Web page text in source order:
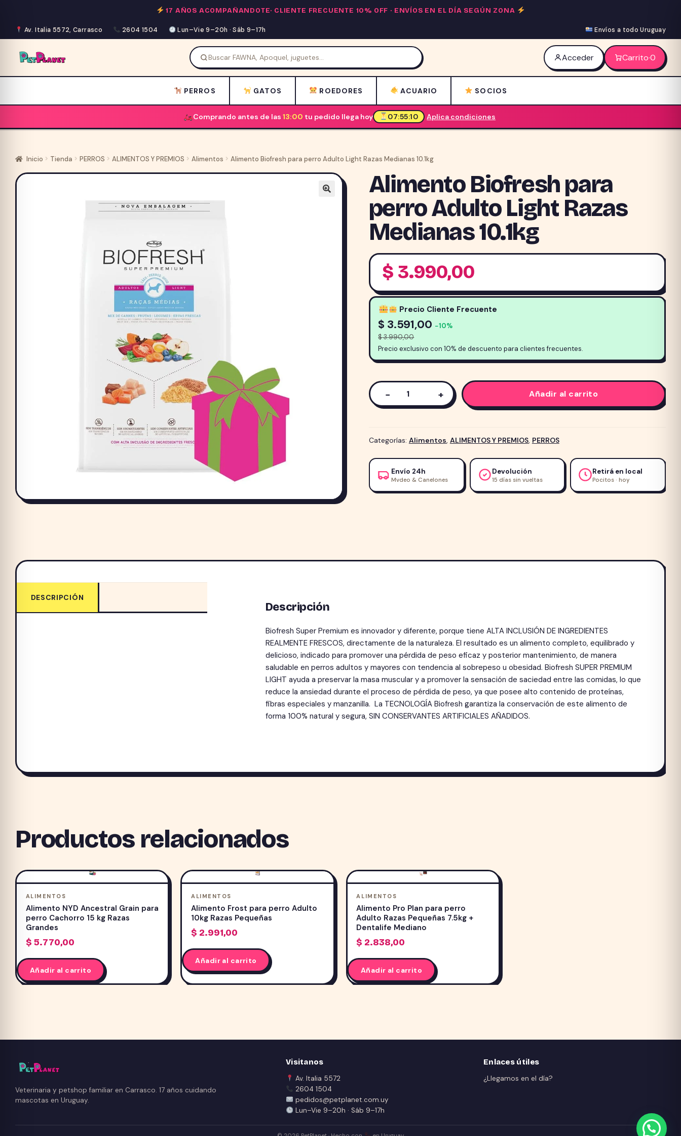
contenido
17 AÑOS ACOMPAÑANDOTE· CLIENTE FRECUENTE 10% OFF · ENVÍOS EN EL DÍA SEGÚN ZONA
Av. Italia 5572, Carrasco 2604 1504 Lun–Vie 9–20h · Sáb 9–17h Envíos a todo Uruguay
Acceder Carrito·0
PERROS GATOS ROEDORES ACUARIO SOCIOS
Comprando antes de las 13:00tu pedido llega hoy 07:55:09 Aplica condiciones
Inicio Tienda PERROS ALIMENTOS Y PREMIOS Alimentos Alimento Biofresh para perro Adulto Light Razas Medianas 10.1kg
Alimento Biofresh para
perro Adulto Light Razas
Medianas 10.1kg
$ 3.990,00
Precio Cliente Frecuente
$ 3.591,00 −10%
$3.990,00
Precio exclusivo con 10% de descuento para clientes frecuentes.
Alimento
Biofresh
perro
Light
Razas
Medianas
− + Añadir al carrito
Categorías: Alimentos ALIMENTOS Y PREMIOS, PERROS
Envío 24h
Mvdeo & Canelones
Devolución
15 días sin vueltas
Retirá en local
Pocitos · hoy
DESCRIPCIÓN
Descripción
Biofresh Super Premium es innovador y diferente, porque tiene ALTA INCLUSIÓN DE INGREDIENTES
REALMENTE FRESCOS, directamente de la naturaleza. El resultado es un alimento completo, equilibrado y
delicioso, indicado para promover una pérdida de peso eficaz y posterior mantenimiento, de manera
saludable en perros adultos y mayores con tendencia al sobrepeso u obesidad. Biofresh SUPER PREMIUM
LIGHT ayuda a preservar la masa muscular y a promover la sensación de saciedad entre las comidas, lo que
reduce la ansiedad durante el proceso de pérdida de peso, ya que posee alto contenido de proteínas,
fibras especiales y manzanilla. La TECNOLOGÍA Biofresh garantiza la conservación de este alimento de
forma 100% natural y segura, SIN CONSERVANTES ARTIFICIALES AÑADIDOS.
Productos relacionados
ALIMENTOS
Alimento NYD Ancestral Grain para
perro Cachorro 15 kg Razas
Grandes
$ 5.770,00
Añadir al carrito
ALIMENTOS
Alimento Frost para perro Adulto
10kg Razas Pequeñas
$ 2.991,00
Añadir al carrito
ALIMENTOS
Alimento Pro Plan para perro
Adulto Razas Pequeñas 7.5kg +
Dentalife Mediano
$ 2.838,00
Añadir al carrito
Veterinaria y petshop familiar en Carrasco. 17 años cuidando
mascotas en Uruguay.
Visitanos
Av. Italia 5572
2604 1504
pedidos@petplanet.com.uy
Lun–Vie 9–20h · Sáb 9–17h
Enlaces útiles
¿Llegamos en el día?